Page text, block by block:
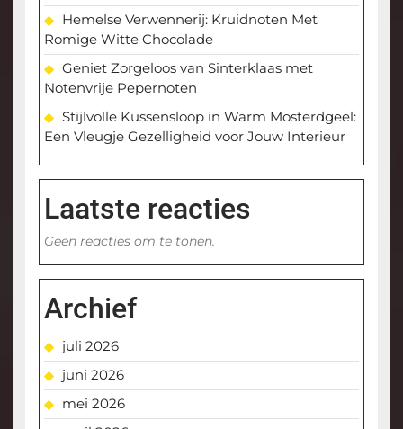
Hemelse Verwennerij: Kruidnoten Met
Romige Witte Chocolade
Geniet Zorgeloos van Sinterklaas met
Notenvrije Pepernoten
Stijlvolle Kussensloop in Warm Mosterdgeel:
Een Vleugje Gezelligheid voor Jouw Interieur
Laatste reacties
Geen reacties om te tonen.
Archief
juli 2026
juni 2026
mei 2026